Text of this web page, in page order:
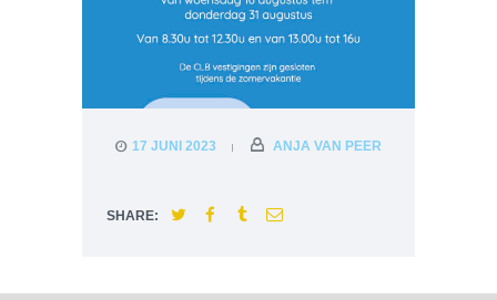
17 JUNI 2023 ANJA VAN PEER
SHARE: